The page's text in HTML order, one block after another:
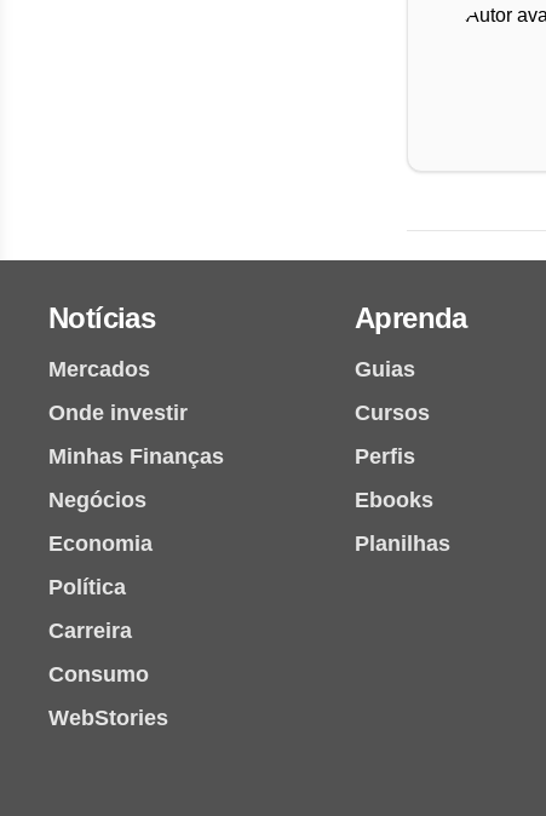
Notícias
Mercados
Onde investir
Minhas Finanças
Negócios
Economia
Política
Carreira
Consumo
WebStories
Aprenda
Guias
Cursos
Perfis
Ebooks
Planilhas